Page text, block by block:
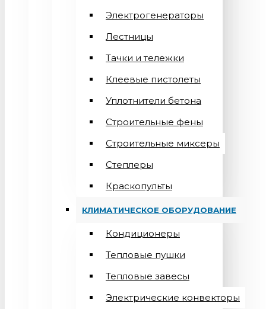
Электрогенераторы
Лестницы
Тачки и тележки
Клеевые пистолеты
Уплотнители бетона
Строительные фены
Строительные миксеры
Степлеры
Краскопульты
КЛИМАТИЧЕСКОЕ ОБОРУДОВАНИЕ
Кондиционеры
Teпловые пушки
Тепловые завесы
Электрические конвекторы